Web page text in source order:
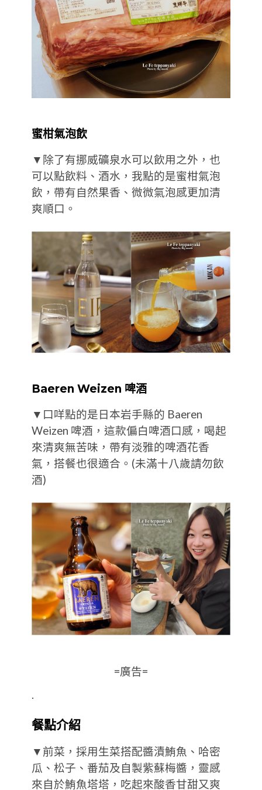
蜜柑氣泡飲
▼除了有挪威礦泉水可以飲用之外，也
可以點飲料、酒水，我點的是蜜柑氣泡
飲，帶有自然果香、微微氣泡感更加清
爽順口。
Baeren Weizen 啤酒
▼口咩點的是日本岩手縣的 Baeren
Weizen 啤酒，這款偏白啤酒口感，喝起
來清爽無苦味，帶有淡雅的啤酒花香
氣，搭餐也很適合。(未滿十八歲請勿飲
酒)
=廣告=
.
餐點介紹
▼前菜，採用生菜搭配醬漬鮪魚、哈密
瓜、松子、番茄及自製紫蘇梅醬，靈感
來自於鮪魚塔塔，吃起來酸香甘甜又爽